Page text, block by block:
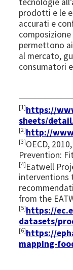
prodotti e le
accurati e
permettono
al mercato,
consumatori
[1]https://
sheets/
[2]http://
[3]OECD,
Prevention:
[4] Eatwell
interventions
from the
[5]https://
datasets/
[6]https://
mapping-